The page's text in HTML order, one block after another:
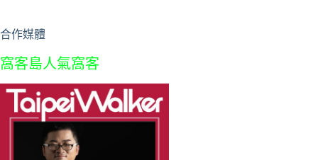
合作媒體
窩客島人氣窩客